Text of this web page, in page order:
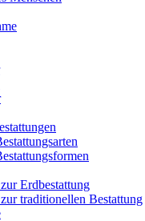
Erdbestattung
traditionellen Bestattung